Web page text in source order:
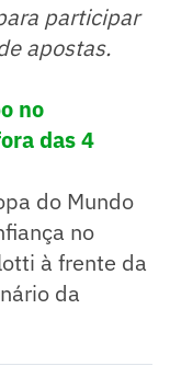
participar
apostas.
no
das 4
do Mundo
no
à frente da
da